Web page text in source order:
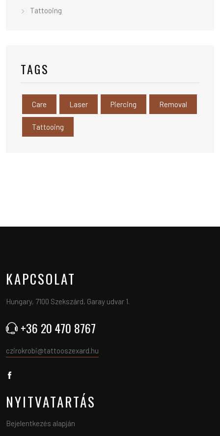
Tattooing
TAGS
Care Laser Piercing Removal
Tattooing
KAPCSOLAT
Hungary, 7100 Szekszárd, Garay udvar 1.
+36 20 470 8767
czirokrobi@tattooszexard.hu
NYITVATARTÁS
Bejelentkezés alapján